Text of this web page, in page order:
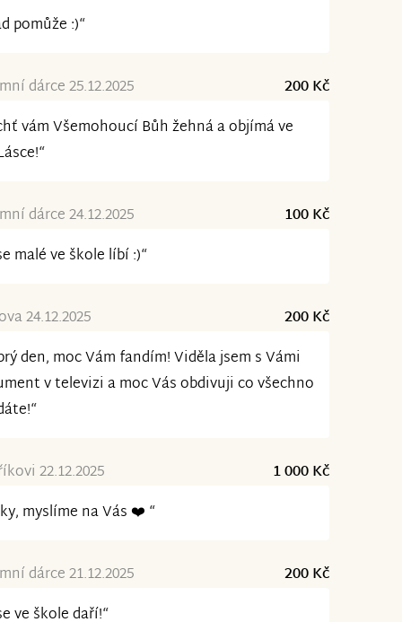
pomůže :)“
dárce 25.12.2025
200 Kč
vám Všemohoucí Bůh žehná a objímá ve
dárce 24.12.2025
100 Kč
malé ve škole líbí :)“
24.12.2025
200 Kč
den, moc Vám fandím! Viděla jsem s Vámi
v televizi a moc Vás obdivuji co všechno
22.12.2025
1 000 Kč
myslíme na Vás ❤️ “
dárce 21.12.2025
200 Kč
ve škole daří!“